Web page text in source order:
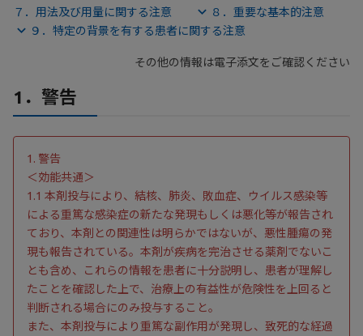
７．用法及び用量に関する注意
８．重要な基本的注意
９．特定の背景を有する患者に関する注意
その他の情報は電子添文をご確認ください
1．警告
1. 警告
＜効能共通＞
1.1 本剤投与により、結核、肺炎、敗血症、ウイルス感染等
による重篤な感染症の新たな発現もしくは悪化等が報告され
ており、本剤との関連性は明らかではないが、悪性腫瘍の発
現も報告されている。本剤が疾病を完治させる薬剤でないこ
とも含め、これらの情報を患者に十分説明し、患者が理解し
たことを確認した上で、治療上の有益性が危険性を上回ると
判断される場合にのみ投与すること。
また、本剤投与により重篤な副作用が発現し、致死的な経過